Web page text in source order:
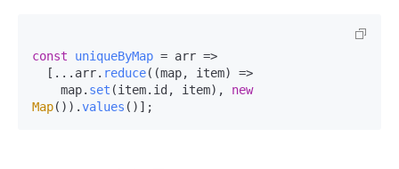
const uniqueByMap = arr =>
  [...arr.
reduce( (map, item) =>
    map.
set (item. id , item), new
Map()).values